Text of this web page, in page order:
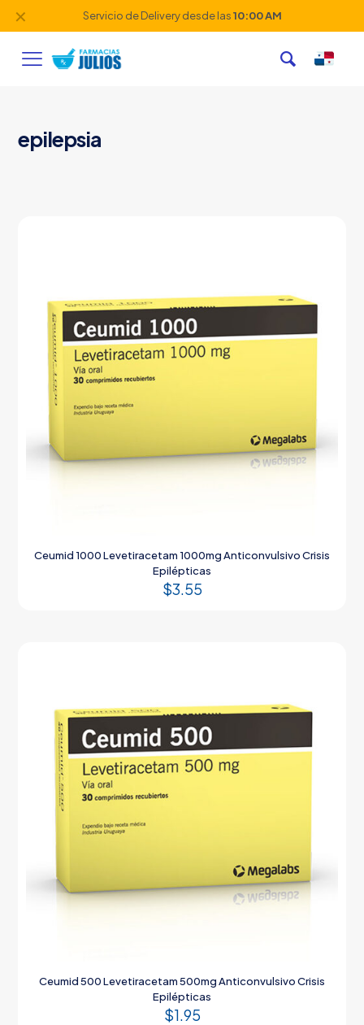
Servicio de Delivery desde las10:00 AM
✕
epilepsia
Ceumid 1000 Levetiracetam 1000mg Anticonvulsivo Crisis
Epilépticas
$3.55
Ceumid 500 Levetiracetam 500mg Anticonvulsivo Crisis
Epilépticas
$1.95